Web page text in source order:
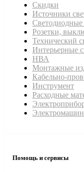
Скидки
Источники
Светодиодные
Розетки,
Технический
Интерьерные
НВА
Монтажные
Кабельно-
Инструмент
Расходные
Помощь и сервисы